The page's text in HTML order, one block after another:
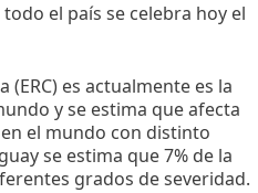
el país se celebra hoy el
es actualmente es la
y se estima que afecta
el mundo con distinto
se estima que 7% de la
grados de severidad.